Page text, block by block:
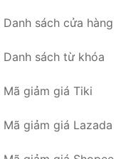
Danh sách cửa hàng
Danh sách từ khóa
Mã giảm giá Tiki
Mã giảm giá Lazada